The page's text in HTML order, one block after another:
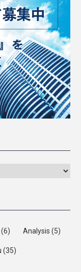
(6) Analysis (5)
(35)